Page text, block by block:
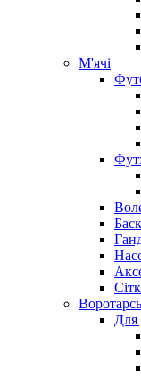
М'ячі
Для